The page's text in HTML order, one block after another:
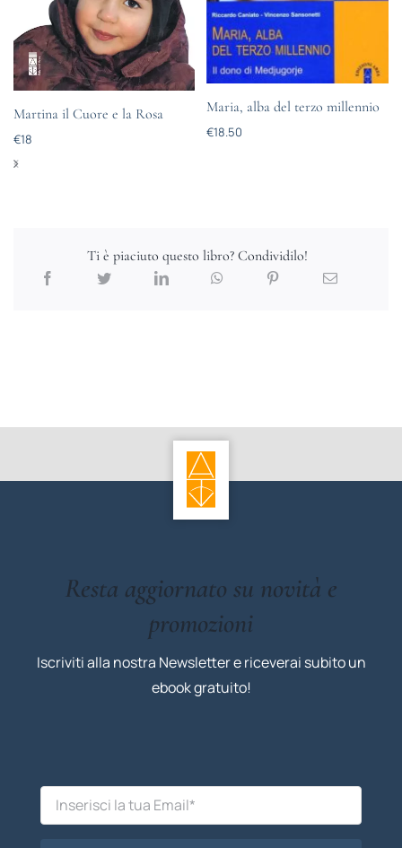
Martina il Cuore e la Rosa
€18
Maria, alba del terzo millennio
€18.50
Ti è piaciuto questo libro? Condividilo!
Resta aggiornato su novità e
promozioni
Iscriviti alla nostra Newsletter e riceverai subito un
ebook gratuito!